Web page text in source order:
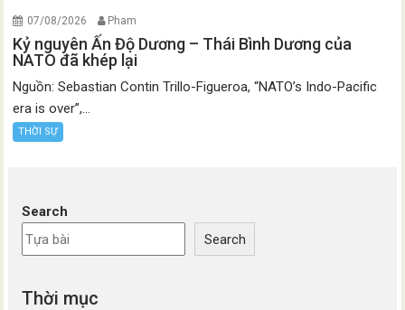
07/08/2026 Pham
Kỷ nguyên Ấn Độ Dương – Thái Bình Dương của
NATO đã khép lại
Nguồn: Sebastian Contin Trillo-Figueroa, “NATO’s Indo-Pacific
era is over”,...
THỜI SỰ
Search
Search
Thời mục